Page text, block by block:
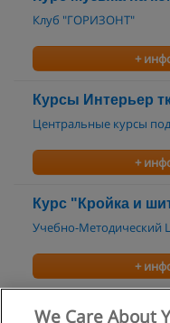
Клуб "ГОРИЗОНТ"
+
Курсы Интерьер
Центральные курсы
+
Курс "Кройка и
Учебно-Методический
+
Курс "Кройка и
We Care About